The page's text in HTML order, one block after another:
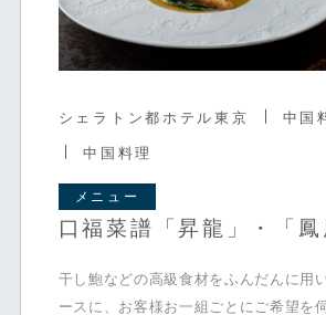
シェラトン都ホテル東京 中国
中国料理
メニュー
口福菜譜「昇龍」・「鳳
干し鮑などの高級食材をふんだんに用
ースに、お客様お一組ごとにご希望を